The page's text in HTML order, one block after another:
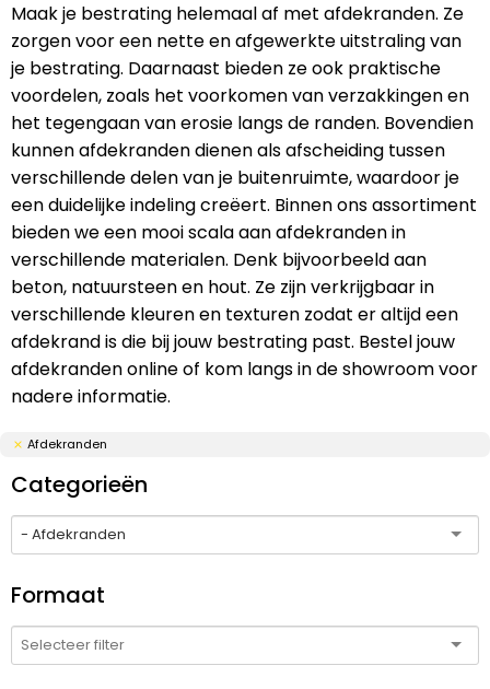
Maak je bestrating helemaal af met afdekranden. Ze
zorgen voor een nette en afgewerkte uitstraling van
je bestrating. Daarnaast bieden ze ook praktische
voordelen, zoals het voorkomen van verzakkingen en
het tegengaan van erosie langs de randen. Bovendien
kunnen afdekranden dienen als afscheiding tussen
verschillende delen van je buitenruimte, waardoor je
een duidelijke indeling creëert. Binnen ons assortiment
bieden we een mooi scala aan afdekranden in
verschillende materialen. Denk bijvoorbeeld aan
beton, natuursteen en hout. Ze zijn verkrijgbaar in
verschillende kleuren en texturen zodat er altijd een
afdekrand is die bij jouw bestrating past. Bestel jouw
afdekranden online of kom langs in de showroom voor
nadere informatie.
Afdekranden
Categorieën
- Afdekranden
Formaat